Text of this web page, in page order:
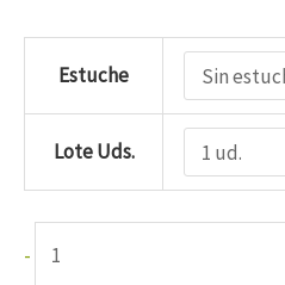
175,90€
Estuche
Lote Uds.
-
ESMERALDA